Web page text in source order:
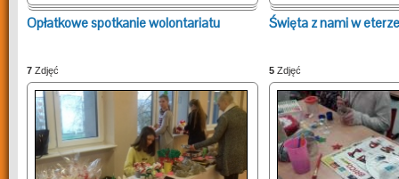
Opłatkowe spotkanie wolontariatu
7 Zdjęć
Święta z nami w eterze
5 Zdjęć